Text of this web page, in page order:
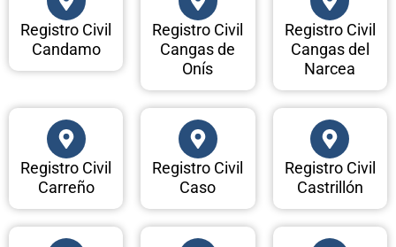
Registro Civil
Candamo
Registro Civil
Cangas de
Onís
Registro Civil
Cangas del
Narcea
Registro Civil
Carreño
Registro Civil
Caso
Registro Civil
Castrillón